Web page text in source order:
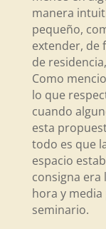
manera
pequeño,
extender, de
de
Como
lo que
cuando
esta
todo es que
espacio
consigna era
hora y media
seminario.